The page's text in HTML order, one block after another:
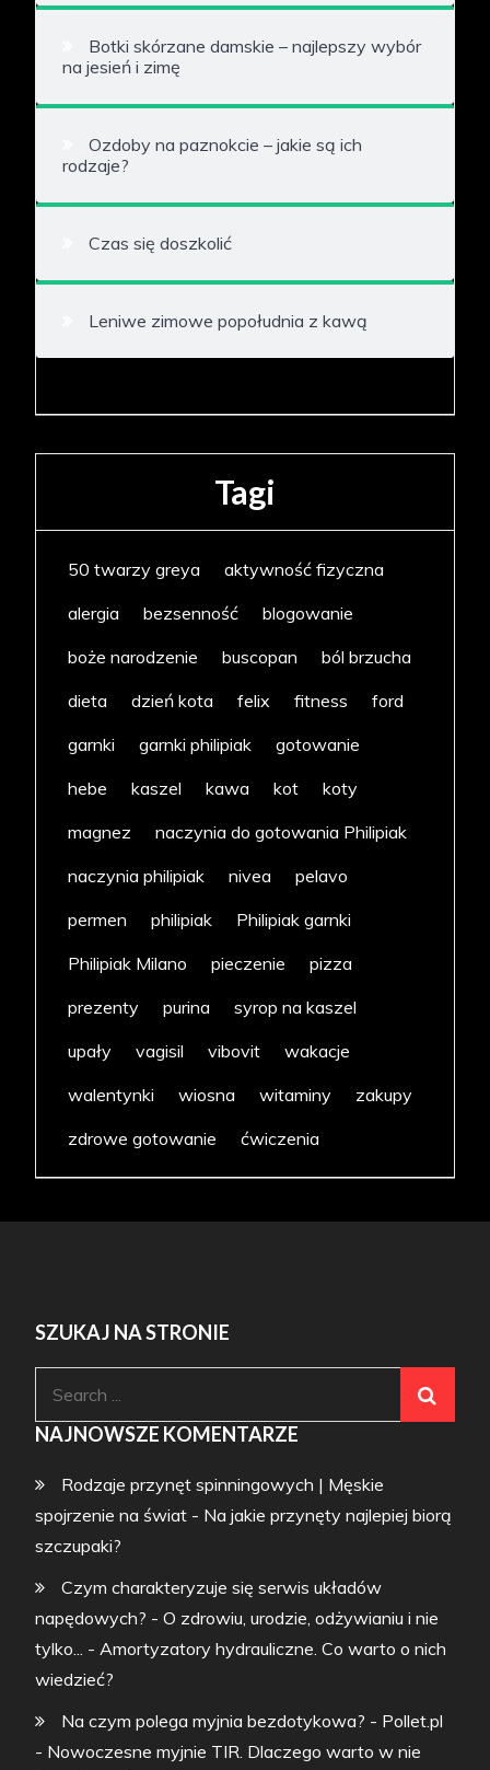
Botki skórzane damskie – najlepszy wybór
na jesień i zimę
Ozdoby na paznokcie – jakie są ich
rodzaje?
Czas się doszkolić
Leniwe zimowe popołudnia z kawą
Tagi
50 twarzy greya
aktywność fizyczna
alergia
bezsenność
blogowanie
boże narodzenie
buscopan
ból brzucha
dieta
dzień kota felix fitness
ford
garnki
garnki philipiak
gotowanie
hebe
kaszel kawa kot
koty
magnez
naczynia do gotowania Philipiak
naczynia philipiak
nivea
pelavo
permen
philipiak
Philipiak garnki
Philipiak Milano
pieczenie
pizza
prezenty
purina
syrop na kaszel
upały
vagisil vibovit
wakacje
walentynki
wiosna witaminy
zakupy
zdrowe gotowanie
ćwiczenia
SZUKAJ NA STRONIE
NAJNOWSZE KOMENTARZE
Rodzaje przynęt spinningowych | Męskie
spojrzenie na świat - Na jakie przynęty najlepiej biorą
szczupaki?
Czym charakteryzuje się serwis układów
napędowych? - O zdrowiu, urodzie, odżywianiu i nie
tylko... -Amortyzatory hydrauliczne. Co warto o nich
wiedzieć?
Na czym polega myjnia bezdotykowa? - Pollet.pl
- Nowoczesne myjnie TIR. Dlaczego warto w nie